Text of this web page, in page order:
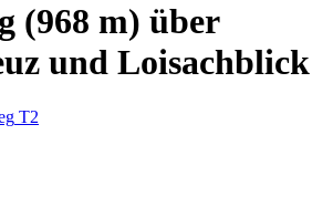
(968 m) über
und Loisachblick
T2